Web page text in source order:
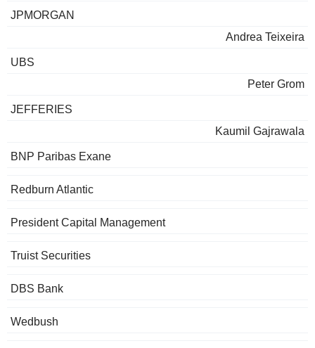
JPMORGAN
Andrea Teixeira
UBS
Peter Grom
JEFFERIES
Kaumil Gajrawala
BNP Paribas Exane
Redburn Atlantic
President Capital Management
Truist Securities
DBS Bank
Wedbush